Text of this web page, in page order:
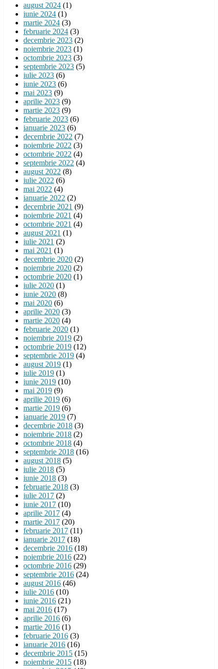
august 2024 (1)
iunie 2024 (1)
martie 2024 (3)
februarie 2024 (3)
decembrie 2023 (2)
noiembrie 2023 (1)
octombrie 2023 (3)
septembrie 2023 (5)
iulie 2023 (6)
iunie 2023 (6)
mai 2023 (9)
aprilie 2023 (9)
martie 2023 (9)
februarie 2023 (6)
ianuarie 2023 (6)
decembrie 2022 (7)
noiembrie 2022 (3)
octombrie 2022 (4)
septembrie 2022 (4)
august 2022 (8)
iulie 2022 (6)
mai 2022 (4)
ianuarie 2022 (2)
decembrie 2021 (9)
noiembrie 2021 (4)
octombrie 2021 (4)
august 2021 (1)
iulie 2021 (2)
mai 2021 (1)
decembrie 2020 (2)
noiembrie 2020 (2)
octombrie 2020 (1)
iulie 2020 (1)
iunie 2020 (8)
mai 2020 (6)
aprilie 2020 (3)
martie 2020 (4)
februarie 2020 (1)
noiembrie 2019 (2)
octombrie 2019 (12)
septembrie 2019 (4)
august 2019 (1)
iulie 2019 (1)
iunie 2019 (10)
mai 2019 (9)
aprilie 2019 (6)
martie 2019 (6)
ianuarie 2019 (7)
decembrie 2018 (3)
noiembrie 2018 (2)
octombrie 2018 (4)
septembrie 2018 (16)
august 2018 (5)
iulie 2018 (5)
iunie 2018 (3)
februarie 2018 (3)
iulie 2017 (2)
iunie 2017 (10)
aprilie 2017 (4)
martie 2017 (20)
februarie 2017 (11)
ianuarie 2017 (18)
decembrie 2016 (18)
noiembrie 2016 (22)
octombrie 2016 (29)
septembrie 2016 (24)
august 2016 (46)
iulie 2016 (10)
iunie 2016 (21)
mai 2016 (17)
aprilie 2016 (6)
martie 2016 (1)
februarie 2016 (3)
ianuarie 2016 (16)
decembrie 2015 (15)
noiembrie 2015 (18)